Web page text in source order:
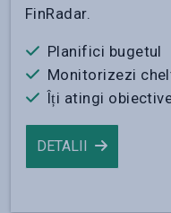
FinRadar.
Planifici bugetul
Monitorizezi
Îți atingi
DETALII